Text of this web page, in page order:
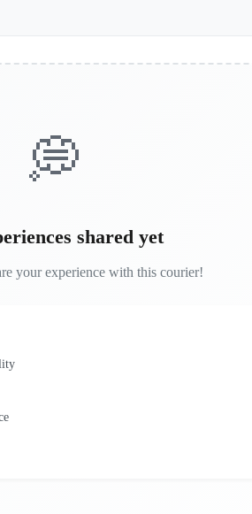
💭
shared yet
your experience with this courier!